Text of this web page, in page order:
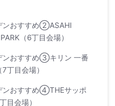
ンおすすめ②ASAHI
（6丁目会場）
ンおすすめ③キリン 一番
丁目会場）
ンおすすめ④THEサッポ
目会場）